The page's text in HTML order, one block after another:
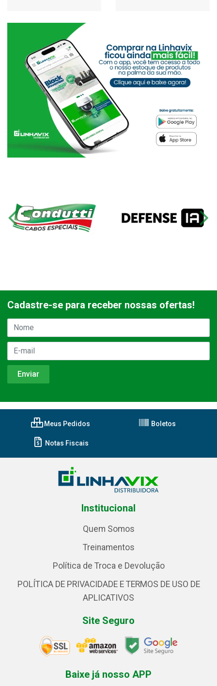
Cadastre-se para receber nossas ofertas!
Meus Pedidos Boletos
Notas Fiscais
Institucional
Quem Somos
Treinamentos
Política de Troca e Devolução
POLÍTICA DE PRIVACIDADE E TERMOS DE USO DE
APLICATIVOS
Site Seguro
Baixe já nosso APP